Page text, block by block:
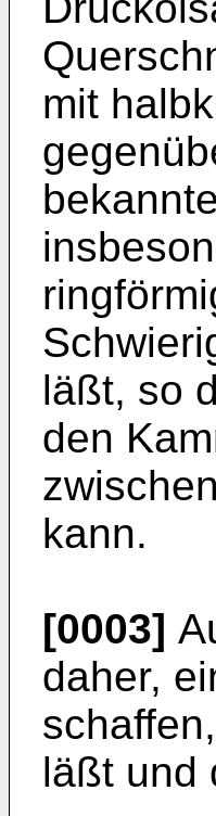
mit
läßt, so
den
kann.
[0003]
daher,
läßt und